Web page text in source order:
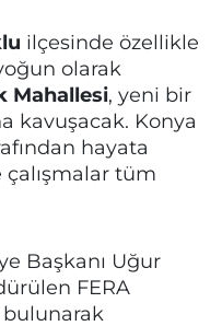
ilçesinde özellikle
olarak
Mahallesi, yeni bir
kavuşacak. Konya
hayata
çalışmalar tüm
Başkanı Uğur
FERA